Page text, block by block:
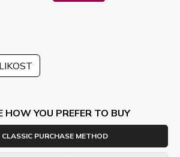
HOW YOU PREFER TO BUY
CLASSIC PURCHASE METHOD